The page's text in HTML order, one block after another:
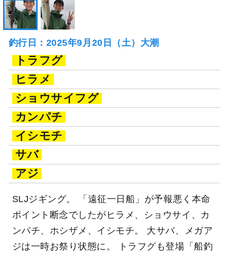
釣行日：2025年9月20日（土）大潮
トラフグ
ヒラメ
ショウサイフグ
カンパチ
イシモチ
サバ
アジ
SLJジギング。 「遠征一日船」が予報悪く本命
ポイント断念でしたがヒラメ、ショウサイ、カ
ンパチ、ホシザメ、イシモチ。 大サバ、メガア
ジは一時お祭り状態に。 トラフグも登場「船釣